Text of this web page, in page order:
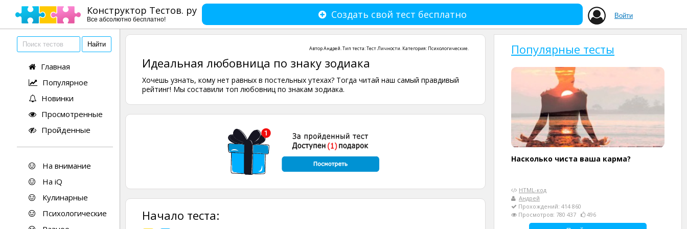
Конструктор Тестов. ру
Все абсолютно бесплатно! Войти
Создать свой тест бесплатно
Главная
Популярное
Новинки
Просмотренные
Пройденные
На внимание
На iQ
Кулинарные
Психологические
АвторАндрей. Тип теста:Тест Личности. Категория: Психологические.
Идеальная любовница по знаку зодиака
Хочешь узнать, кому нет равных в постельных утехах? Тогда читай наш самый правдивый
рейтинг! Мы составили топ любовниц по знакам зодиака.
Начало теста:
Популярные тесты
Насколько чиста ваша карма?
HTML-код
Андрей
Прохождений: 414 860
Просмотров: 780 437
496